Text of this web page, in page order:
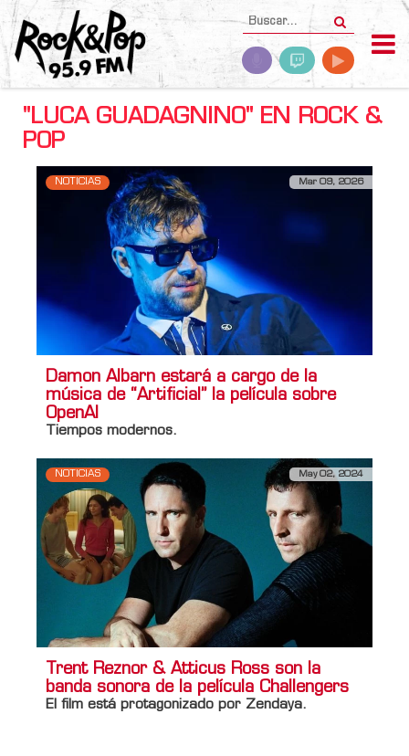
"LUCA GUADAGNINO" EN ROCK &
POP
NOTICIAS Mar 09, 2026
Damon Albarn estará a cargo de la
música de “Artificial” la película sobre
OpenAI
Tiempos modernos.
NOTICIAS May 02, 2024
Trent Reznor & Atticus Ross son la
banda sonora de la película Challengers
El film está protagonizado por Zendaya.